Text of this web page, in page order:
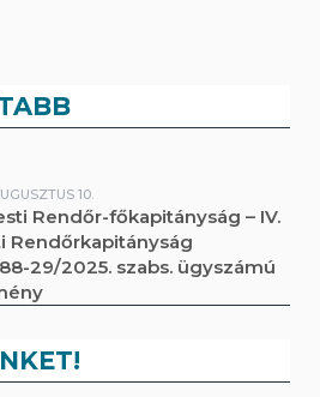
10.
Rendőr-főkapitányság – IV.
Rendőrkapitányság
29/2025. szabs. ügyszámú